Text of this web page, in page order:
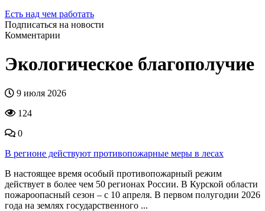
Есть над чем работать
Подписаться на новости
Комментарии
Экологическое благополучие
9 июля 2026
124
0
В регионе действуют противопожарные меры в лесах
В настоящее время особый противопожарный режим
действует в более чем 50 регионах России. В Курской области
пожароопасный сезон – с 10 апреля. В первом полугодии 2026
года на землях государственного ...